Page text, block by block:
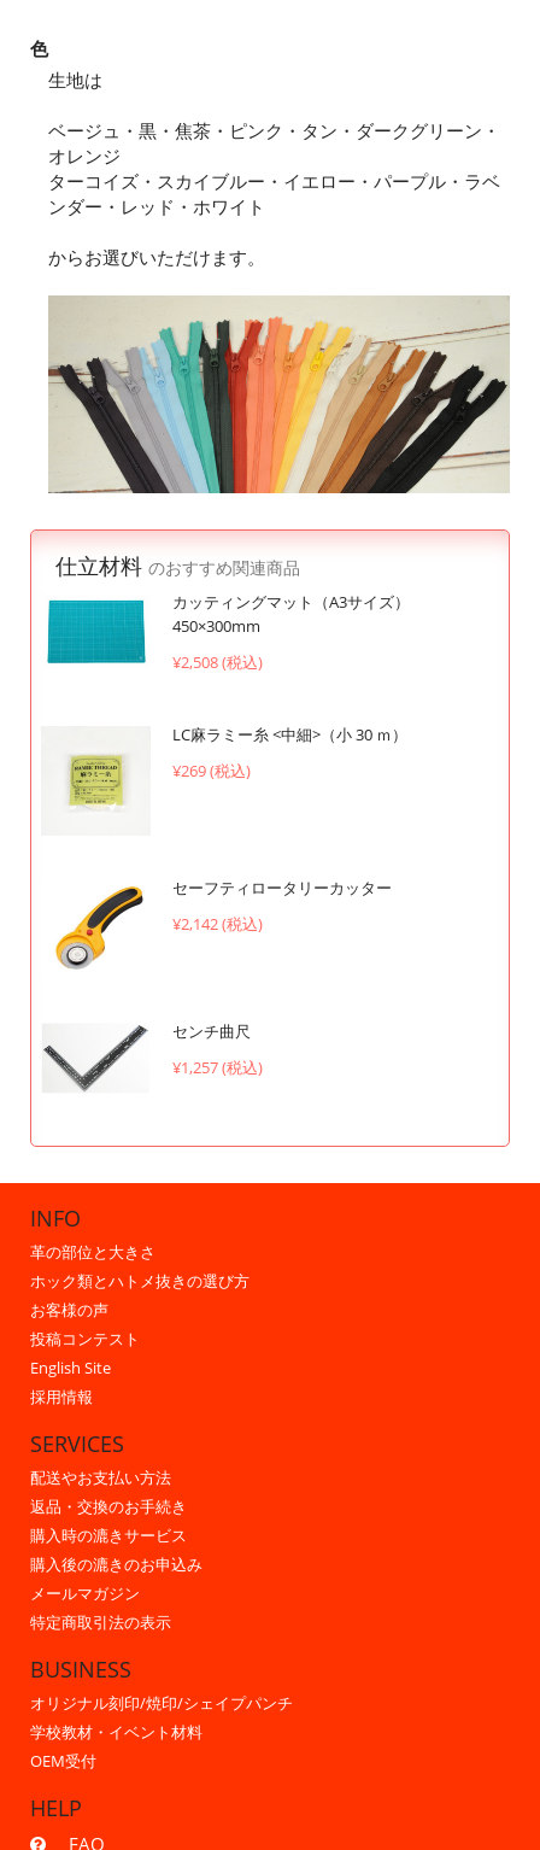
色
生地は
ベージュ・黒・焦茶・ピンク・タン・ダークグリーン・
オレンジ
ターコイズ・スカイブルー・イエロー・パープル・ラベ
ンダー・レッド・ホワイト
からお選びいただけます。
仕立材料 のおすすめ関連商品
カッティングマット（A3サイズ）
450×300mm
¥2,508 (税込)
LC麻ラミー糸 <中細>（小 30 ｍ）
¥269 (税込)
セーフティロータリーカッター
¥2,142 (税込)
センチ曲尺
¥1,257 (税込)
INFO
革の部位と大きさ
ホック類とハトメ抜きの選び方
お客様の声
投稿コンテスト
English Site
採用情報
SERVICES
配送やお支払い方法
返品・交換のお手続き
購入時の漉きサービス
購入後の漉きのお申込み
メールマガジン
特定商取引法の表示
BUSINESS
オリジナル刻印/焼印/シェイプパンチ
学校教材・イベント材料
OEM受付
HELP
FAQ